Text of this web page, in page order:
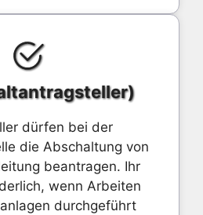
dürfen bei der
die Abschaltung von
beantragen. Ihr
wenn Arbeiten
durchgeführt